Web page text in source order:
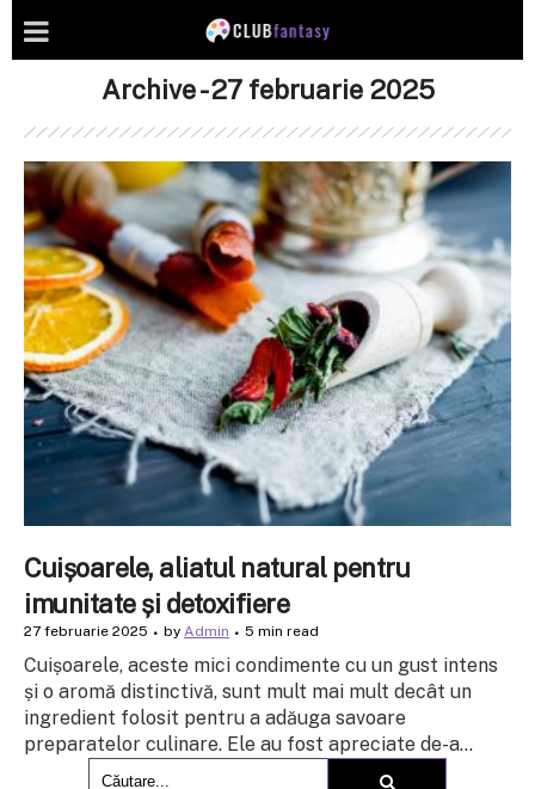
Archive - 27 februarie 2025
Cuișoarele, aliatul natural pentru
imunitate și detoxifiere
27 februarie 2025 by Admin 5 min read
Cuișoarele, aceste mici condimente cu un gust intens
și o aromă distinctivă, sunt mult mai mult decât un
ingredient folosit pentru a adăuga savoare
preparatelor culinare. Ele au fost apreciate de-a...